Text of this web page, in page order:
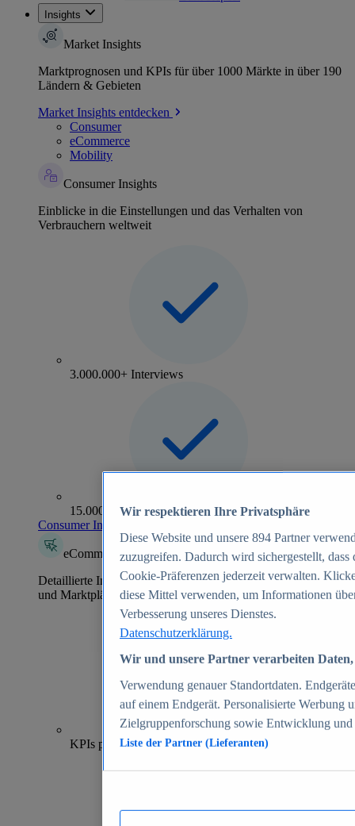
Insights
Market Insights
Marktprognosen und KPIs für über 1000 Märkte in über 190
Ländern & Gebieten
Market Insights entdecken
Consumer
eCommerce
Mobility
Consumer Insights
Einblicke in die Einstellungen und das Verhalten von
Verbrauchern weltweit
3.000.000+ Interviews
15.000+ Marken
Consumer Insights entdecken
eCommerce Insights
Detaillierte Informationen zu mehr als 39.000 Online-Shops
und Marktplätzen
70+
KPIs pro Shop
Wir respektieren Ihre Privatsphäre
Diese Website und unsere 894 Partner
zuzugreifen. Dadurch wird sichergestellt,
Cookie-Präferenzen jederzeit verwalten.
diese Mittel verwenden, um Informationen
Verbesserung unseres Dienstes.
Datenschutzerklärung.
Wir und unsere Partner verarbeiten
Verwendung genauer Standortdaten.
auf einem Endgerät. Personalisierte Werbung
Zielgruppenforschung sowie Entwicklung
Liste der Partner (Lieferanten)